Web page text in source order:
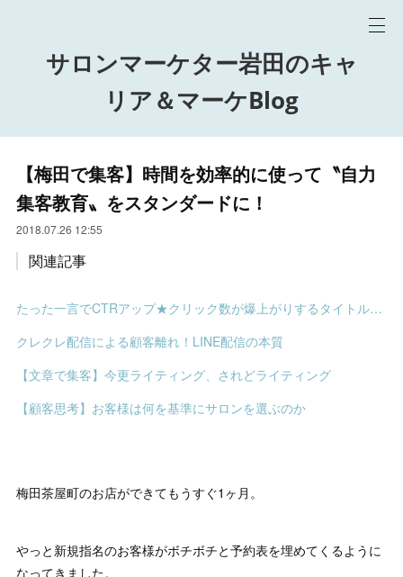
サロンマーケター岩田のキャ
リア＆マーケBlog
【梅田で集客】時間を効率的に使って〝自力
集客教育〟をスタンダードに！
2018.07.26 12:55
関連記事
たった一言でCTRアップ★クリック数が爆上がりするタイトルの決め方
クレクレ配信による顧客離れ！LINE配信の本質
【文章で集客】今更ライティング、されどライティング
【顧客思考】お客様は何を基準にサロンを選ぶのか
梅田茶屋町のお店ができてもうすぐ1ヶ月。
やっと新規指名のお客様がボチボチと予約表を埋めてくるように
なってきました。